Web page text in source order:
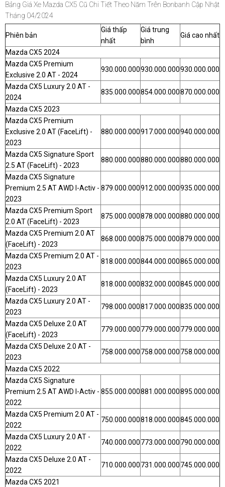
Bảng Giá Xe Mazda CX5 Cũ Chi Tiết Theo Năm Trên Bonbanh Cập Nhật
Tháng 04/2024
Phiên bản
Giá thấp
nhất
Giá trung
bình
Giá cao nhất
Mazda CX5 2024
Mazda CX5 Premium
Exclusive 2.0 AT - 2024
930.000.000930.000.000930.000.000
Mazda CX5 Luxury 2.0 AT -
2024
835.000.000854.000.000870.000.000
Mazda CX5 2023
Mazda CX5 Premium
Exclusive 2.0 AT (FaceLift) -
2023
880.000.000917.000.000940.000.000
Mazda CX5 Signature Sport
2.5 AT (FaceLift) - 2023
880.000.000880.000.000880.000.000
Mazda CX5 Signature
Premium 2.5 AT AWD I-Activ -
2023
879.000.000912.000.000935.000.000
Mazda CX5 Premium Sport
2.0 AT (FaceLift) - 2023
875.000.000878.000.000880.000.000
Mazda CX5 Premium 2.0 AT
(FaceLift) - 2023
868.000.000875.000.000879.000.000
Mazda CX5 Premium 2.0 AT -
2023
818.000.000844.000.000865.000.000
Mazda CX5 Luxury 2.0 AT
(FaceLift) - 2023
818.000.000832.000.000845.000.000
Mazda CX5 Luxury 2.0 AT -
2023
798.000.000817.000.000835.000.000
Mazda CX5 Deluxe 2.0 AT
(FaceLift) - 2023
779.000.000779.000.000779.000.000
Mazda CX5 Deluxe 2.0 AT -
2023
758.000.000758.000.000758.000.000
Mazda CX5 2022
Mazda CX5 Signature
Premium 2.5 AT AWD I-Activ -
2022
855.000.000881.000.000895.000.000
Mazda CX5 Premium 2.0 AT -
2022
750.000.000818.000.000845.000.000
Mazda CX5 Luxury 2.0 AT -
2022
740.000.000773.000.000790.000.000
Mazda CX5 Deluxe 2.0 AT -
2022
710.000.000731.000.000745.000.000
Mazda CX5 2021